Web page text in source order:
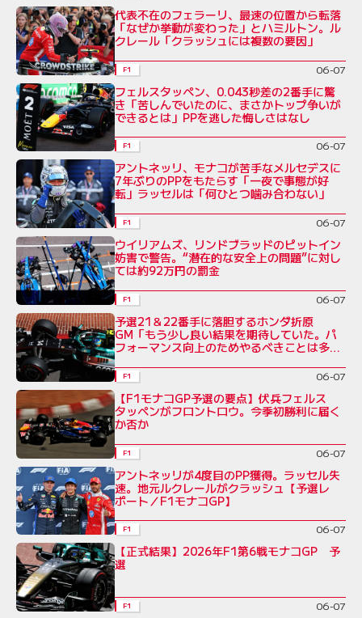
代表不在のフェラーリ、最速の位置から転落
「なぜか挙動が変わった」とハミルトン。ル
クレール「クラッシュには複数の要因」
F1 06-07
フェルスタッペン、0.043秒差の2番手に驚
き「苦しんでいたのに、まさかトップ争いが
できるとは」PPを逃した悔しさはなし
F1 06-07
アントネッリ、モナコが苦手なメルセデスに
7年ぶりのPPをもたらす「一夜で事態が好
転」ラッセルは「何ひとつ噛み合わない」
F1 06-07
ウイリアムズ、リンドブラッドのピットイン
妨害で警告。“潜在的な安全上の問題”に対し
ては約92万円の罰金
F1 06-07
予選21＆22番手に落胆するホンダ折原
GM「もう少し良い結果を期待していた。パ
フォーマンス向上のためやるべきことは多
F1 06-07
【F1モナコGP予選の要点】伏兵フェルス
タッペンがフロントロウ。今季初勝利に届く
か否か
F1 06-07
アントネッリが4度目のPP獲得。ラッセル失
速。地元ルクレールがクラッシュ【予選レ
ポート／F1モナコGP】
F1 06-07
【正式結果】2026年F1第6戦モナコGP 予
選
F1 06-07